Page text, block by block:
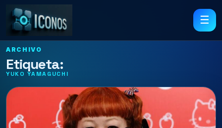
☰
ARCHIVO
Etiqueta:
YUKO YAMAGUCHI